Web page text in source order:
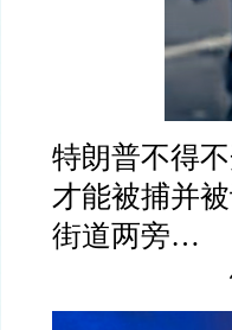
特朗普不得
才能被捕并
街道两旁…